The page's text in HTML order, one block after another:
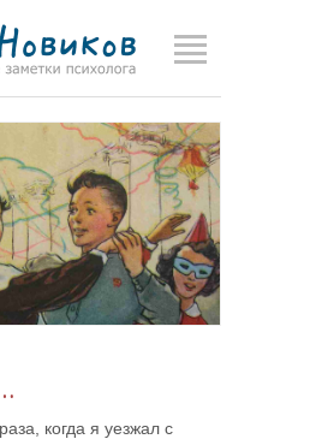
когда я уезжал с